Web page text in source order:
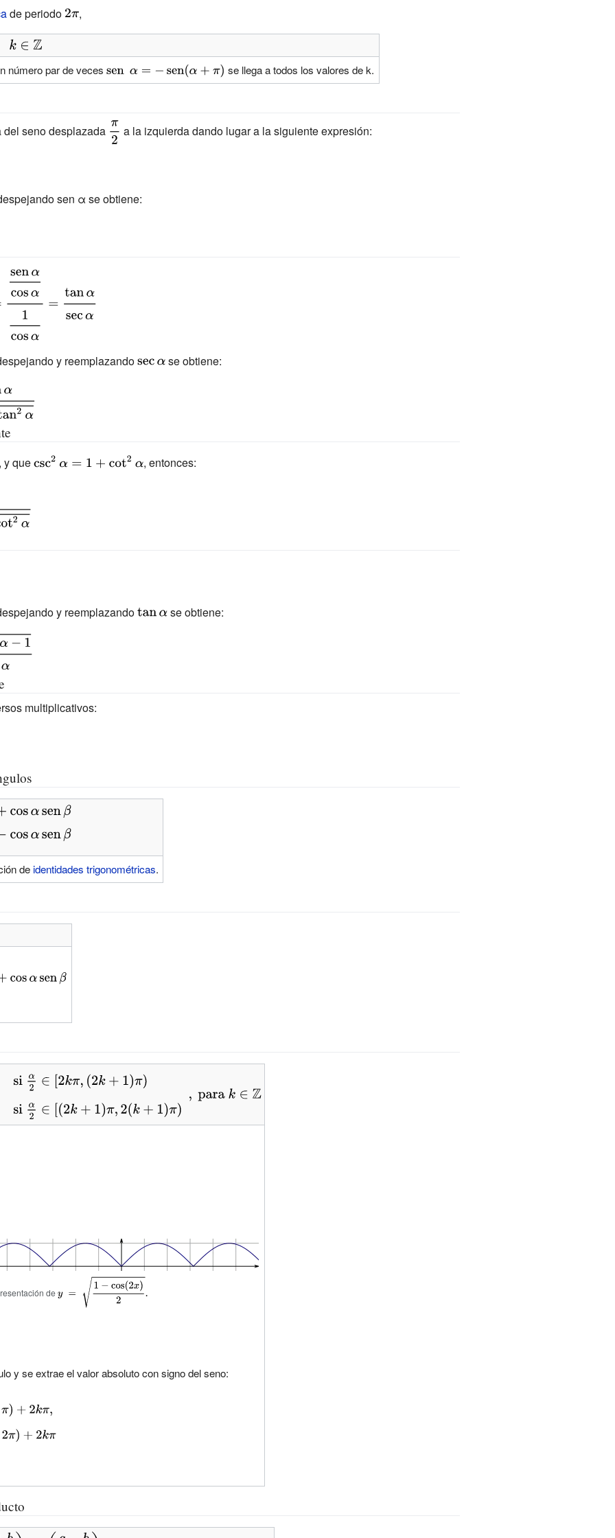
de periodo {\displaystyle
2\pi }
,
número par de veces {\displaystyle
\operatorname
=-
\operatorname
se llega a todos los valores de k.
seno desplazada {\displaystyle
{\frac {\pi }
a la izquierda dando lugar a la siguiente expresión:
sen α se obtiene:
y reemplazando{\displaystyle
se obtiene:
, y que {\displaystyle
, entonces:
y reemplazando{\displaystyle
se obtiene:
multiplicativos:
de identidades trigonométricas.
de
{\displaystyle
y\;=\;{\sqrt
{\frac {1-
y se extrae el valor absoluto con signo del seno: